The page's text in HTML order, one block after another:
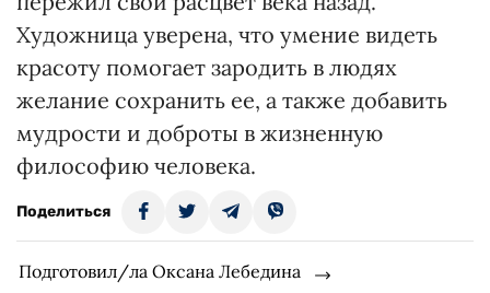
Художница уверена, что умение видеть
красоту помогает зародить в людях
желание сохранить ее, а также добавить
мудрости и доброты в жизненную
философию человека.
Поделиться
Подготовил/ла Оксана Лебедина